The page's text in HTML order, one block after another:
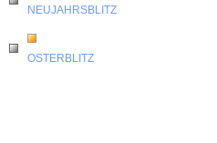
NEUJAHRSBLITZ
OSTERBLITZ